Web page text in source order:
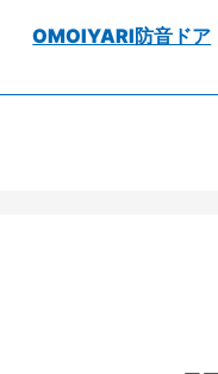
OMOIYARI防音ドア